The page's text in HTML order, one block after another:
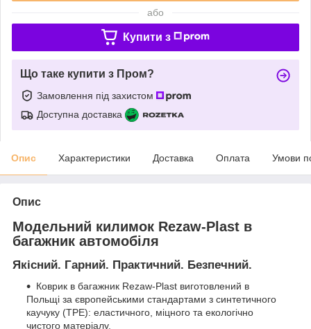
або
Купити з
Що таке купити з Пром?
Замовлення під захистом
Доступна доставка
Опис Характеристики Доставка Оплата Умови
Опис
Модельний килимок Rezaw-Plast в
багажник автомобіля
Якісний. Гарний. Практичний. Безпечний.
Коврик в багажник Rezaw-Plast виготовлений в
Польщі за європейськими стандартами з синтетичного
каучуку (ТРЕ): еластичного, міцного та екологічно
чистого матеріалу.